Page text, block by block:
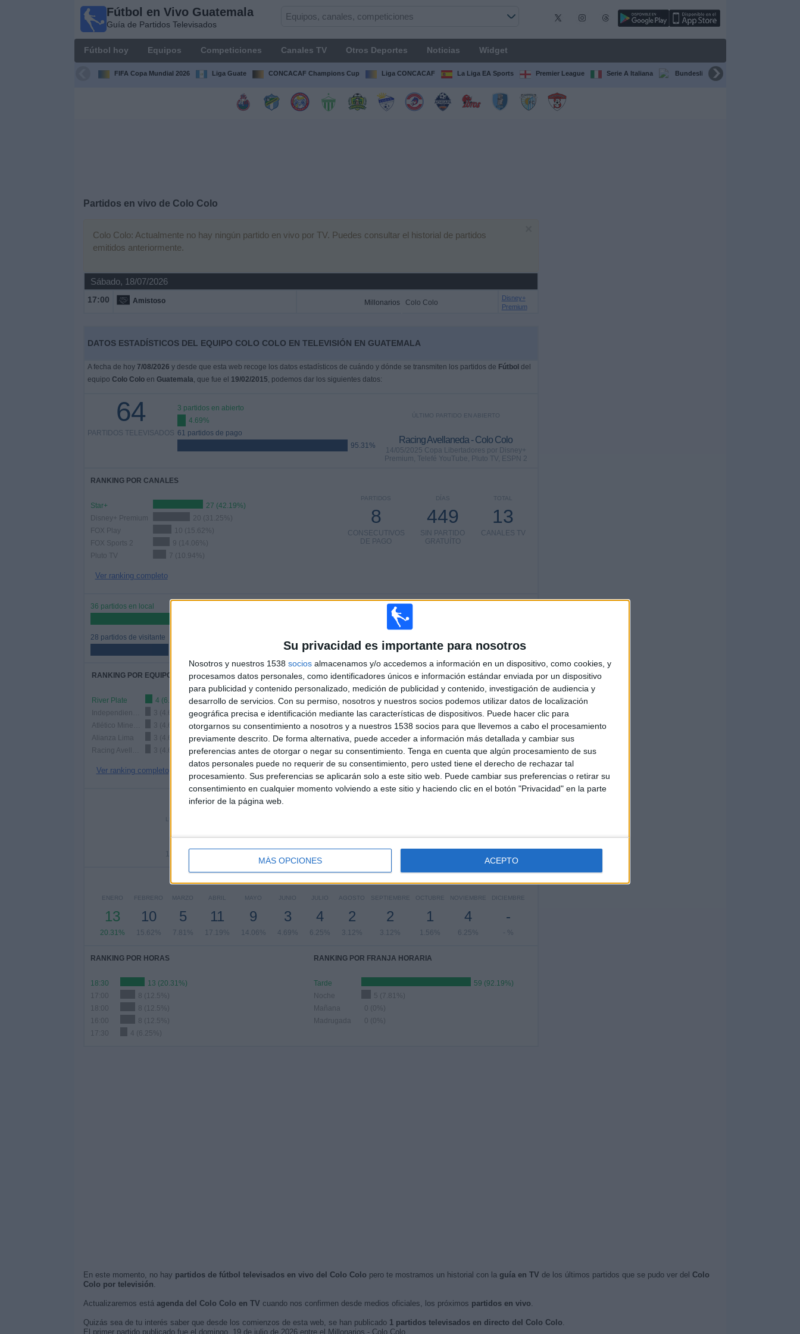
Su privacidad es importante para nosotros
Nosotros y nuestros 1538 socios almacenamos y/o accedemos a información en un dispositivo, como cookies, y
procesamos datos personales, como identificadores únicos e información estándar enviada por un dispositivo
para publicidad y contenido personalizado, medición de publicidad y contenido, investigación de audiencia y
desarrollo de servicios. Con su permiso, nosotros y nuestros socios podemos utilizar datos de localización
geográfica precisa e identificación mediante las características de dispositivos. Puede hacer clic para
otorgarnos su consentimiento a nosotros y a nuestros 1538 socios para que llevemos a cabo el procesamiento
previamente descrito. De forma alternativa, puede acceder a información más detallada y cambiar sus
preferencias antes de otorgar o negar su consentimiento. Tenga en cuenta que algún procesamiento de sus
datos personales puede no requerir de su consentimiento, pero usted tiene el derecho de rechazar tal
procesamiento. Sus preferencias se aplicarán solo a este sitio web. Puede cambiar sus preferencias o retirar su
consentimiento en cualquier momento volviendo a este sitio y haciendo clic en el botón "Privacidad" en la parte
inferior de la página web.
MÁS OPCIONES ACEPTO
Fútbol en Vivo Guatemala
Guía de Partidos Televisados
Fútbol hoy Equipos Competiciones Canales TV Otros Deportes Noticias Widget
FIFA Copa Mundial 2026 Liga Guate CONCACAF Champions Cup Liga CONCACAF La Liga EA Sports Premier League Serie A Italiana Bundesliga
Partidos en vivo de Colo Colo
Colo Colo: Actualmente no hay ningún partido en vivo por TV. Puedes consultar el historial de partidos
emitidos anteriormente.
Sábado, 18/07/2026
17:00 Amistoso Millonarios Colo Colo
Disney+
Premium
DATOS ESTADÍSTICOS DEL EQUIPO COLO COLO EN TELEVISIÓN EN GUATEMALA
A fecha de hoy 7/08/2026 y desde que esta web recoge los datos estadísticos de cuándo y dónde se transmiten los partidos de Fútbol del
equipo Colo Coloen Guatemala, que fue el 19/02/2015, podemos dar los siguientes datos:
64
PARTIDOS TELEVISADOS
3 partidos en abierto
4.69%
61 partidos de pago
95.31%
ÚLTIMO PARTIDO EN ABIERTO
Racing Avellaneda - Colo Colo
14/05/2025 Copa Libertadores por Disney+
Premium, Telefé YouTube, Pluto TV, ESPN 2
RANKING POR CANALES
Star+
27 (42.19%)
Disney+ Premium
20 (31.25%)
FOX Play
10 (15.62%)
FOX Sports 2
9 (14.06%)
Pluto TV
7 (10.94%)
Ver ranking completo
TOTAL
13
CANALES TV
DÍAS
449
SIN PARTIDO
GRATUÍTO
PARTIDOS
8
CONSECUTIVOS
DE PAGO
36 partidos en local
28 partidos de visitante
RIVALES
VS River Plate
TOTAL
7
COMPETICIONES
RANKING POR EQUIPOS
River Plate
4 (6.25%)
3 (4.69%)
3 (4.69%)
Alianza Lima
3 (4.69%)
3 (4.69%)
Ver ranking completo
RANKING POR COMPETICIONES
Copa Libertadores
39 (60.94%)
Amistoso
11 (17.19%)
Serie Río de la Plata
8 (12.5%)
Torneo Fox Sports CL
2 (3.12%)
Copa Viña del Mar
2 (3.12%)
Nº DE PARTIDOS POR DÍA DE LA SEMANA
1
1.56%
16 25 11 1 7 3
ENERO
13
20.31%
FEBRERO
10
15.62%
MARZO
5
7.81%
ABRIL
11
17.19%
MAYO
9
14.06%
JUNIO
3
4.69%
JULIO
4
6.25%
AGOSTO
2
3.12%
SEPTIEMBRE
2
3.12%
OCTUBRE
1
1.56%
NOVIEMBRE
4
6.25%
DICIEMBRE
-
- %
RANKING POR HORAS
18:30
13 (20.31%)
17:00
8 (12.5%)
18:00
8 (12.5%)
16:00
8 (12.5%)
17:30
4 (6.25%)
RANKING POR FRANJA HORARIA
Tarde
59 (92.19%)
Noche
5 (7.81%)
Mañana
0 (0%)
Madrugada
0 (0%)
En este momento, no hay partidos de fútbol televisados en vivo del Colo Colo pero te mostramos un historial con la guía en TV de los últimos partidos que se pudo ver del Colo
Colo por televisión.
Actualizaremos está agenda del Colo Colo en TV cuando nos confirmen desde medios oficiales, los próximos partidos en vivo.
Quizás sea de tu interés saber que desde los comienzos de esta web, se han publicado 1 partidos televisados en directo del Colo Colo.
El primer partido publicado fue el domingo, 19 de julio de 2026 entre el Millonarios - Colo Colo.
Fútbol en
Guatemala